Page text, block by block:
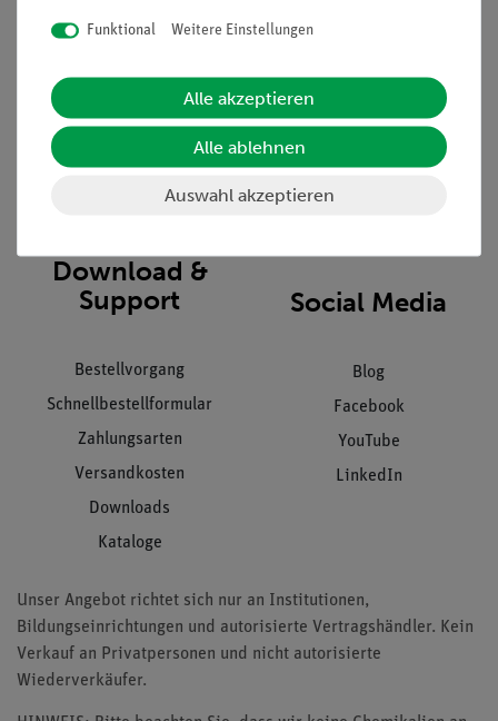
Stellenangebote
Kontakt
Hinweisgeberschutz
Einräumservice
Download &
Support
Bestellvorgang
Schnellbestellformular
Zahlungsarten
Versandkosten
Downloads
Kataloge
Social Media
Blog
Facebook
YouTube
LinkedIn
Unser Angebot richtet sich nur an Institutionen,
Bildungseinrichtungen und autorisierte Vertragshändler. Kein
Verkauf an Privatpersonen und nicht autorisierte
Wiederverkäufer.
Funktional Weitere Einstellungen
Alle akzeptieren
Alle ablehnen
Auswahl akzeptieren